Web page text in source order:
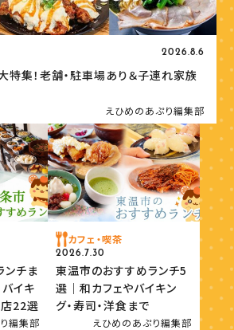
2026.8.6
特集！老舗・駐車場あり＆子連れ家族
えひめのあぷり編集部
ンチま
イキ
店22選
編集部
カフェ・喫茶
2026.7.30
東温市のおすすめランチ5
選｜和カフェやバイキン
グ・寿司・洋食まで
えひめのあぷり編集部